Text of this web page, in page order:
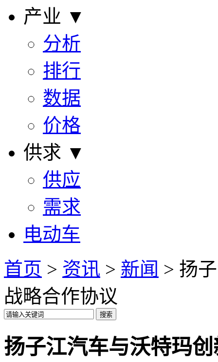
产业 ▼
分析
排行
数据
价格
供求 ▼
供应
需求
电动车
首页 > 资讯 > 新闻 > 扬
战略合作协议
扬子江汽车与沃特玛